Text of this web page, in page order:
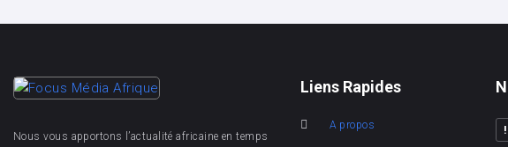
Nous vous apportons l’actualité africaine en temps
Liens Rapides
A propos